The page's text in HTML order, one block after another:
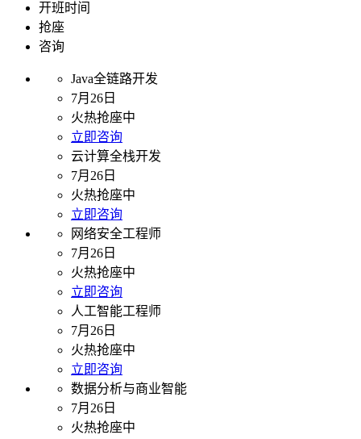
开班时间
抢座
咨询
Java全链路开发
7月26日
火热抢座中
立即咨询
云计算全栈开发
7月26日
火热抢座中
立即咨询
网络安全工程师
7月26日
火热抢座中
立即咨询
人工智能工程师
7月26日
火热抢座中
立即咨询
数据分析与商业智能
7月26日
火热抢座中